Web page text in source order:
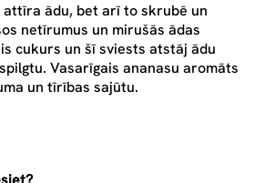
ādu, bet arī to skrubē un
netīrumus un mirušās ādas
cukurs un šī sviests atstāj ādu
Vasarīgais ananasu aromāts
un tīrības sajūtu.